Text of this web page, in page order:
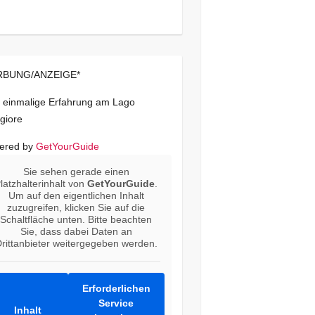
ANZEIGE*
einmalige Erfahrung am Lago
by GetYourGuide
Sie sehen gerade einen
vonGetYourGuide
Um auf den eigentlichen Inhalt
zuzugreifen, klicken Sie auf die
Schaltfläche unten. Bitte beachten
Sie, dass dabei Daten an
weitergegeben werden.
Inhalt
Erforderlichen
Service